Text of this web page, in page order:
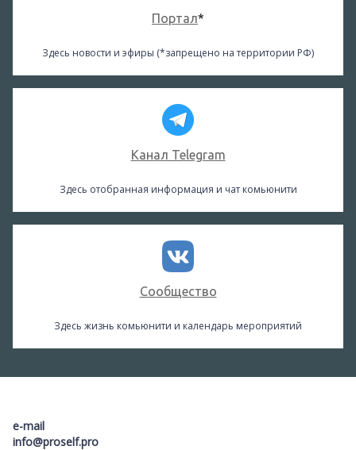
Портал*
Здесь новости и эфиры (*запрещено на территории РФ)
Канал Telegram
Здесь отобранная информация и чат комьюнити
Сообщество
Здесь жизнь комьюнити и календарь мероприятий
e-mail
info@proself.pro